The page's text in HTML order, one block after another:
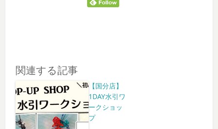
関連する記事
【国分店】
1DAY水引ワ
ークショッ
プ